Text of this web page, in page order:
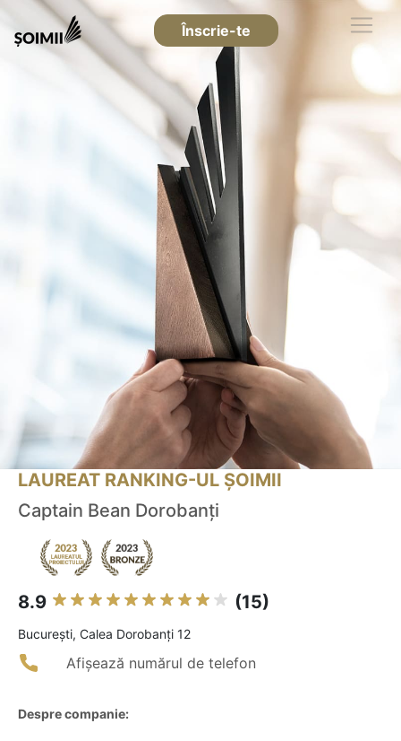
Înscrie-te
LAUREAT RANKING-UL ȘOIMII
Captain Bean Dorobanți
8.9 (15)
Bucureşti, Calea Dorobanți 12
Afișează numărul de telefon
Despre companie: